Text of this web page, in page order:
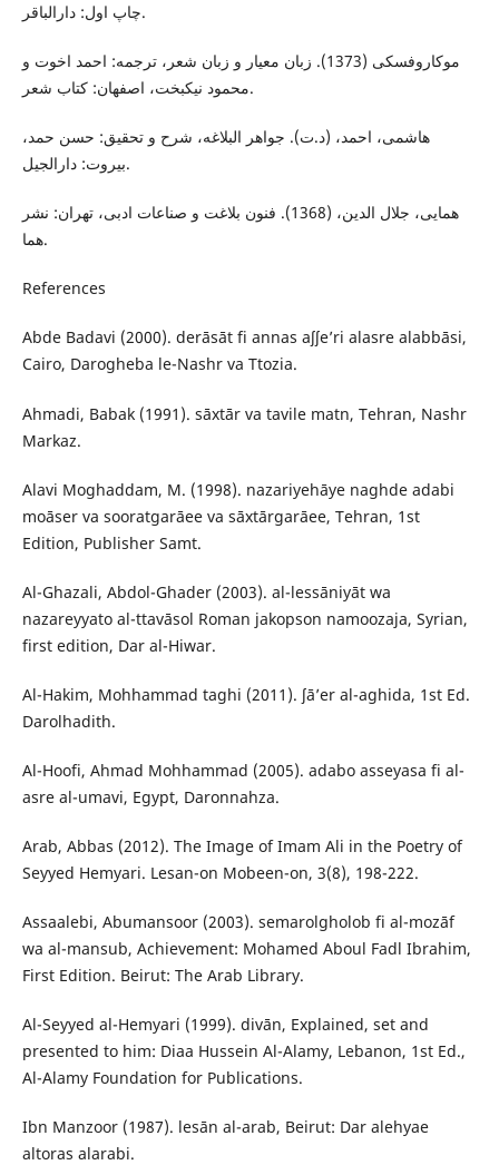
چاپ اول: دارالباقر.
موکاروفسکی (1373). زبان معیار و زبان شعر، ترجمه: احمد اخوت و
محمود نیکبخت، اصفهان: کتاب شعر.
هاشمى، احمد، (د.ت). جواهر البلاغه، شرح و تحقيق: حسن حمد،
بیروت: دارالجيل.
همایی، جلال الدين، (1368). فنون بلاغت و صناعات ادبی، تهران: نشر
هما.
References
Abde Badavi (2000). derāsāt fi annas aʃʃe’ri alasre alabbāsi,
Cairo, Darogheba le-Nashr va Ttozia.
Ahmadi, Babak (1991). sāxtār va tavile matn, Tehran, Nashr
Markaz.
Alavi Moghaddam, M. (1998). nazariyehāye naghde adabi
moāser va sooratgarāee va sāxtārgarāee, Tehran, 1st
Edition, Publisher Samt.
Al-Ghazali, Abdol-Ghader (2003). al-lessāniyāt wa
nazareyyato al-ttavāsol Roman jakopson namoozaja, Syrian,
first edition, Dar al-Hiwar.
Al-Hakim, Mohhammad taghi (2011). ʃā’er al-aghida, 1st Ed.
Darolhadith.
Al-Hoofi, Ahmad Mohhammad (2005). adabo asseyasa fi al-
asre al-umavi, Egypt, Daronnahza.
Arab, Abbas (2012). The Image of Imam Ali in the Poetry of
Seyyed Hemyari. Lesan-on Mobeen-on, 3(8), 198-222.
Assaalebi, Abumansoor (2003). semarolgholob fi al-mozāf
wa al-mansub, Achievement: Mohamed Aboul Fadl Ibrahim,
First Edition. Beirut: The Arab Library.
Al-Seyyed al-Hemyari (1999). divān, Explained, set and
presented to him: Diaa Hussein Al-Alamy, Lebanon, 1st Ed.,
Al-Alamy Foundation for Publications.
Ibn Manzoor (1987). lesān al-arab, Beirut: Dar alehyae
altoras alarabi.